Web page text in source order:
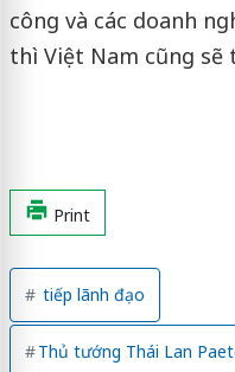
công và các doanh
thì Việt Nam cũng sẽ
Print
tiếp lãnh đạo
Thủ tướng Thái Lan